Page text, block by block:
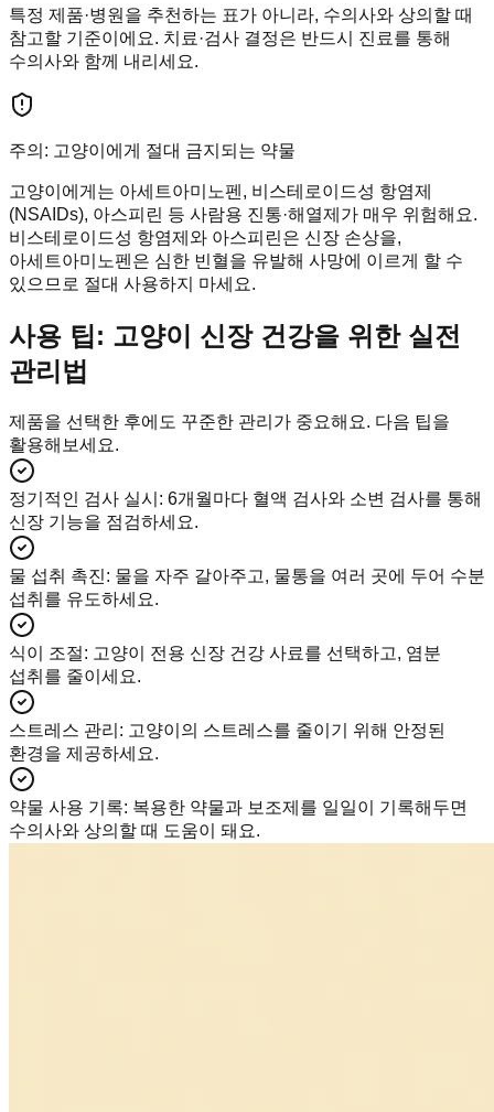
특정 제품·병원을 추천하는 표가 아니라, 수의사와 상의할 때
참고할 기준이에요. 치료·검사 결정은 반드시 진료를 통해
수의사와 함께 내리세요.
주의: 고양이에게 절대 금지되는 약물
고양이에게는 아세트아미노펜, 비스테로이드성 항염제
(NSAIDs), 아스피린 등 사람용 진통·해열제가 매우 위험해요.
비스테로이드성 항염제와 아스피린은 신장 손상을,
아세트아미노펜은 심한 빈혈을 유발해 사망에 이르게 할 수
있으므로 절대 사용하지 마세요.
사용 팁: 고양이 신장 건강을 위한 실전
관리법
제품을 선택한 후에도 꾸준한 관리가 중요해요. 다음 팁을
활용해보세요.
정기적인 검사 실시 : 6개월마다 혈액 검사와 소변 검사를 통해
신장 기능을 점검하세요.
물 섭취 촉진: 물을 자주 갈아주고, 물통을 여러 곳에 두어 수분
섭취를 유도하세요.
식이 조절: 고양이 전용 신장 건강 사료를 선택하고, 염분
섭취를 줄이세요.
스트레스 관리 : 고양이의 스트레스를 줄이기 위해 안정된
환경을 제공하세요.
약물 사용 기록: 복용한 약물과 보조제를 일일이 기록해두면
수의사와 상의할 때 도움이 돼요.